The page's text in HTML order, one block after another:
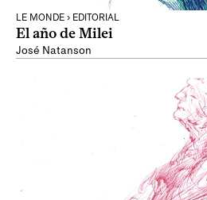
LE MONDE › EDITORIAL
El año de Milei
José Natanson